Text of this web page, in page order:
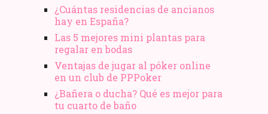
¿Cuántas residencias de ancianos
hay en España?
Las 5 mejores mini plantas para
regalar en bodas
Ventajas de jugar al póker online
en un club de PPPoker
¿Bañera o ducha? Qué es mejor para
tu cuarto de baño